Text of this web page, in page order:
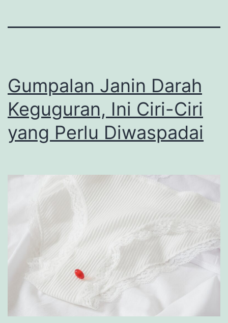
Gumpalan Janin Darah
Keguguran, Ini Ciri-Ciri
yang Perlu Diwaspadai